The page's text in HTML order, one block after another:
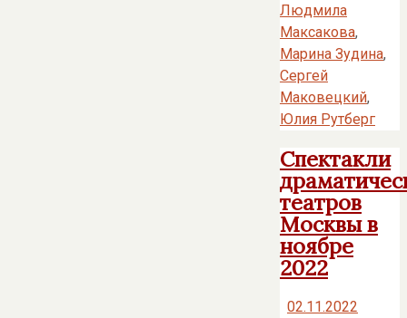
Людмила
Максакова,
Марина Зудина,
Сергей
Маковецкий,
Юлия Рутберг
Спектакли
театров
Москвы в
ноябре
2022
02.11.2022